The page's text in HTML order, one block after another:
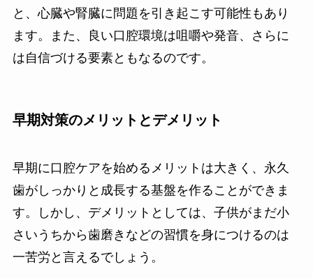
と、心臓や腎臓に問題を引き起こす可能性もあり
ます。また、良い口腔環境は咀嚼や発音、さらに
は自信づける要素ともなるのです。
早期対策のメリットとデメリット
早期に口腔ケアを始めるメリットは大きく、永久
歯がしっかりと成長する基盤を作ることができま
す。しかし、デメリットとしては、子供がまだ小
さいうちから歯磨きなどの習慣を身につけるのは
一苦労と言えるでしょう。